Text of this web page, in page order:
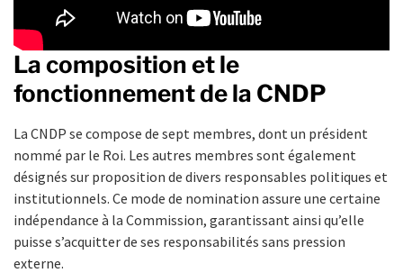
La composition et le
fonctionnement de la CNDP
La CNDP se compose de sept membres, dont un président
nommé par le Roi. Les autres membres sont également
désignés sur proposition de divers responsables politiques et
institutionnels. Ce mode de nomination assure une certaine
indépendance à la Commission, garantissant ainsi qu’elle
puisse s’acquitter de ses responsabilités sans pression
externe.